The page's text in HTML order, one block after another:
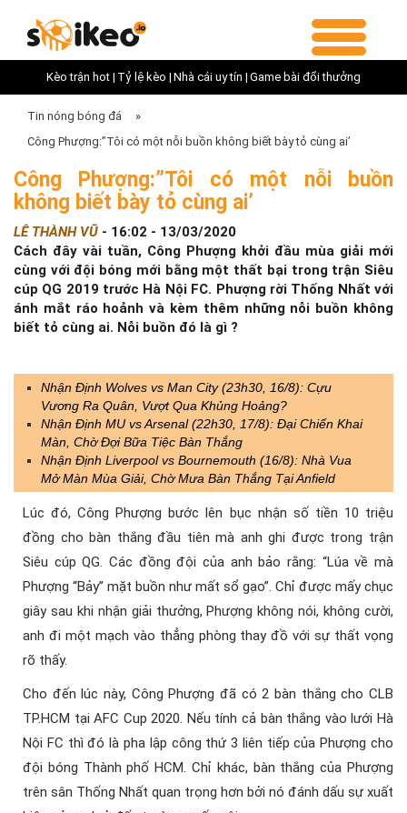
Kèo trận hot | Tỷ lệ kèo | Nhà cái uy tín | Game bài đổi thưởng
Tin nóng bóng đá
»
Công Phượng:”Tôi có một nỗi buồn không biết bày tỏ cùng ai’
Công Phượng:”Tôi có một nỗi buồn
không biết bày tỏ cùng ai’
LÊ THÀNH VŨ - 16:02 - 13/03/2020
Cách đây vài tuần, Công Phượng khởi đầu mùa giải mới
cùng với đội bóng mới bằng một thất bại trong trận Siêu
cúp QG 2019 trước Hà Nội FC. Phượng rời Thống Nhất với
ánh mắt ráo hoảnh và kèm thêm những nỗi buồn không
biết tỏ cùng ai. Nỗi buồn đó là gì ?
Nhận Định Wolves vs Man City (23h30, 16/8): Cựu
Vương Ra Quân, Vượt Qua Khủng Hoảng?
Nhận Định MU vs Arsenal (22h30, 17/8): Đại Chiến Khai
Màn, Chờ Đợi Bữa Tiệc Bàn Thắng
Nhận Định Liverpool vs Bournemouth (16/8): Nhà Vua
Mở Màn Mùa Giải, Chờ Mưa Bàn Thắng Tại Anfield
Lúc đó, Công Phượng bước lên bục nhận số tiền 10 triệu
đồng cho bàn thắng đầu tiên mà anh ghi được trong trận
Siêu cúp QG. Các đồng đội của anh bảo rằng: “Lúa về mà
Phượng “Bảy” mặt buồn như mất sổ gạo”. Chỉ được mấy chục
giây sau khi nhận giải thưởng, Phượng không nói, không cười,
anh đi một mạch vào thẳng phòng thay đồ với sự thất vọng
rõ thấy.
Cho đến lúc này, Công Phượng đã có 2 bàn thắng cho CLB
TP.HCM tại AFC Cup 2020. Nếu tính cả bàn thắng vào lưới Hà
Nội FC thì đó là pha lập công thứ 3 liên tiếp của Phượng cho
đội bóng Thành phố HCM. Chỉ khác, bàn thắng của Phượng
trên sân Thống Nhất quan trọng hơn bởi nó đánh dấu sự xuất